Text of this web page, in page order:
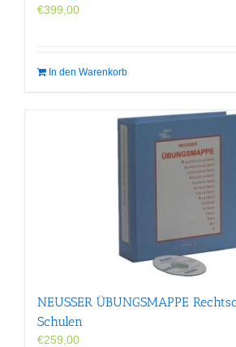
€399,00
In den Warenkorb
NEUSSER ÜBUNGS­MAPPE
Schulen
€259,00